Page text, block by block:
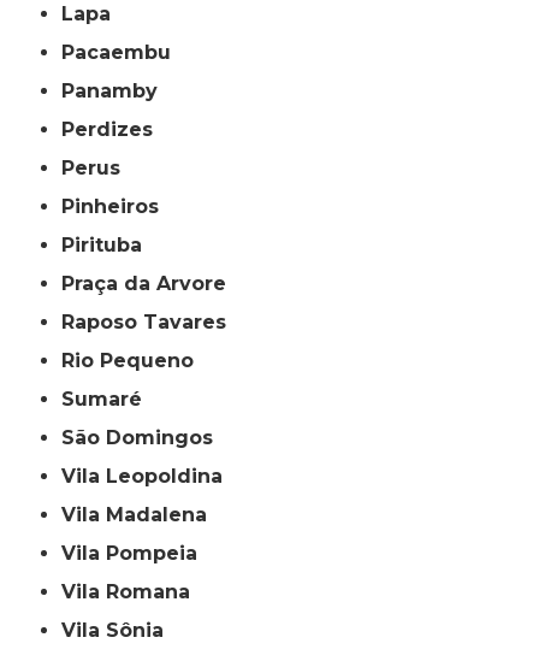
Lapa
Pacaembu
Panamby
Perdizes
Perus
Pinheiros
Pirituba
Praça da Arvore
Raposo Tavares
Rio Pequeno
Sumaré
São Domingos
Vila Leopoldina
Vila Madalena
Vila Pompeia
Vila Romana
Vila Sônia